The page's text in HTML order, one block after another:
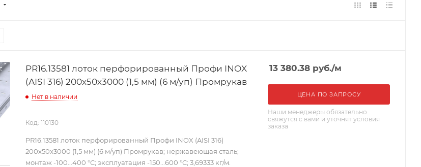
PR16.13581 лоток перфорированный Профи INOX
(AISI 316) 200х50х3000 (1,5 мм) (6 м/уп) Промрукав
Нет в наличии
Код: 110130
PR16.13581 лоток перфорированный Профи INOX (AISI 316)
200х50х3000 (1,5 мм) (6 м/уп) Промрукав; нержавеющая сталь;
монтаж -100...400 °C; эксплуатация -150...600 °C; 3,69333 кг/м.
13 380.38 руб./м
ЦЕНА ПО ЗАПРОСУ
Наши менеджеры обязательно
свяжутся с вами и уточнят условия
заказа